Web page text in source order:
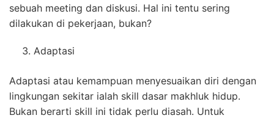
sebuah meeting dan diskusi. Hal ini tentu sering
dilakukan di pekerjaan, bukan?
Adaptasi
Adaptasi atau kemampuan menyesuaikan diri dengan
lingkungan sekitar ialah skill dasar makhluk hidup.
Bukan berarti skill ini tidak perlu diasah. Untuk